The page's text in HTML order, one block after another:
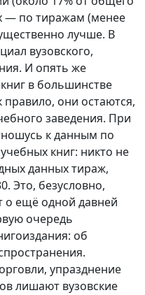
— по тиражам (менее
лучше. В
вузовского,
И опять же
в большинстве
правило, они остаются,
заведения. При
к данным по
книг: никто не
данных тираж,
Это, безусловно,
о ещё одной давней
очередь
об
упразднение
лишают вузовские